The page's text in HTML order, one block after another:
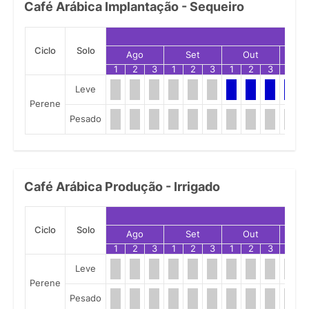
Café Arábica Implantação - Sequeiro
Ciclo Solo Ago Set Out
1
2 3 1 2 3 1 2 3
Perene
Leve
Pesado
Café Arábica Produção - Irrigado
Ciclo Solo Ago Set Out
1
2 3 1 2 3 1 2 3
Perene
Leve
Pesado